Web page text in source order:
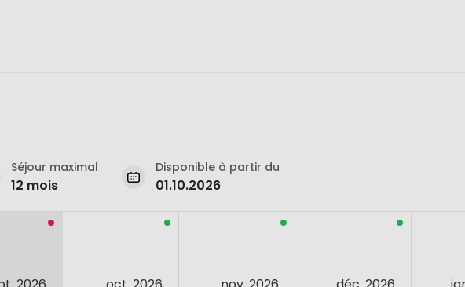
Séjour maximal
12 mois
Disponible à partir du
01.10.2026